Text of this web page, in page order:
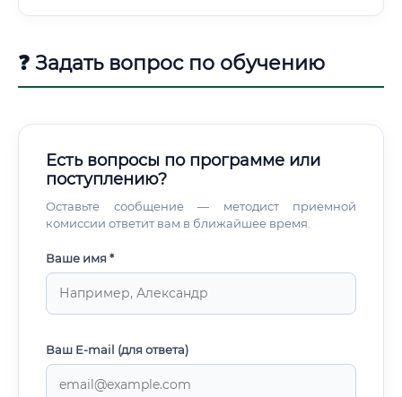
преимущества и недостатки.
❓ Задать вопрос по обучению
Есть вопросы по программе или
поступлению?
Оставьте сообщение — методист приемной
комиссии ответит вам в ближайшее время.
Ваше имя *
Ваш E-mail (для ответа)